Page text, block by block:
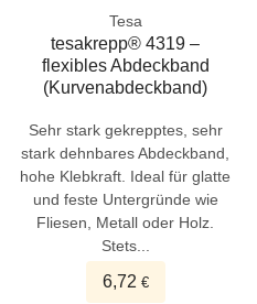
Tesa
tesakrepp® 4319 –
flexibles Abdeckband
(Kurvenabdeckband)
Sehr stark gekrepptes, sehr
stark dehnbares Abdeckband,
hohe Klebkraft. Ideal für glatte
und feste Untergründe wie
Fliesen, Metall oder Holz.
Stets...
6,72 €